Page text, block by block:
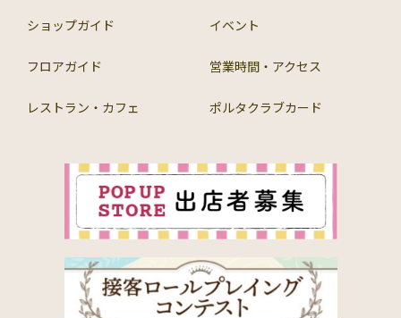
ショップガイド イベント
フロアガイド 営業時間・アクセス
レストラン・カフェ ポルタクラブカード